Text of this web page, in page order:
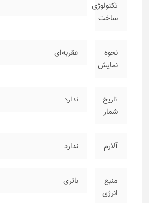
تکنولوژی
ساخت
نحوه
نمایش
عقربه‌ای
تاریخ
شمار
ندارد
آلارم ندارد
منبع
انرژی
باتری